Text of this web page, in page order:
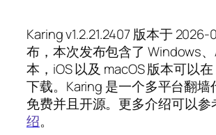
Karing v1.2.21.2407 版本于
布，本次发布包含了 Windows
本，iOS 以及 macOS 版本可以
下载。Karing 是一个多平台翻墙
免费并且开源。更多介绍可以参
绍。